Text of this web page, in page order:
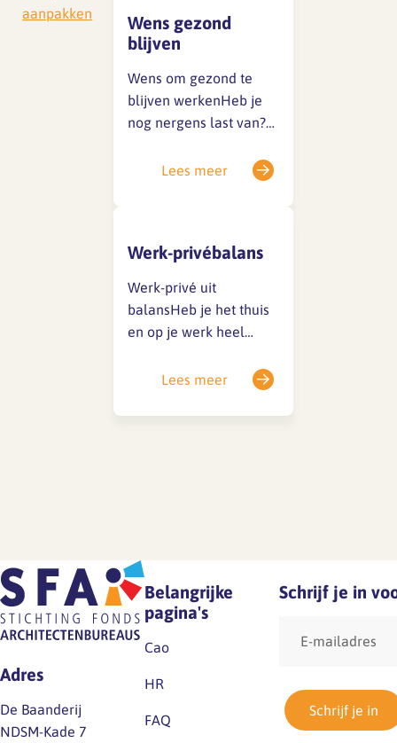
aanpakken
er te veel werk en is dat
al lange tijd zo? Dan is
de werkdruk bij jullie…
Wens gezond
blijven
Wens om gezond te
blijven werkenHeb je
nog nergens last van?
irritaties? Wil je weten
om gezond te kunnen
in de volgende
oplossingen: Bewegen
op het werk
Preventiemedewerker…
Lees meer
Werk-privébalans
Werk-privé uit
balansHeb je het thuis
en op je werk heel
privé uit balans?
eens op een rijtje te
Lees meer
Adres
De Baanderij
NDSM-Kade 7
Belangrijke
pagina's
Cao
HR
FAQ
Schrijf je in
mailadres
Schrijf je in